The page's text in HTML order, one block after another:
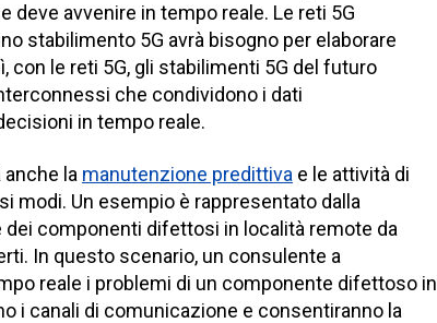
deve avvenire in tempo reale. Le reti 5G
stabilimento 5G avrà bisogno per elaborare
con le reti 5G, gli stabilimenti 5G del futuro
che condividono i dati
in tempo reale.
la manutenzione predittiva e le attività di
modi. Un esempio è rappresentato dalla
componenti difettosi in località remote da
In questo scenario, un consulente a
reale i problemi di un componente difettoso in
i canali di comunicazione e consentiranno la